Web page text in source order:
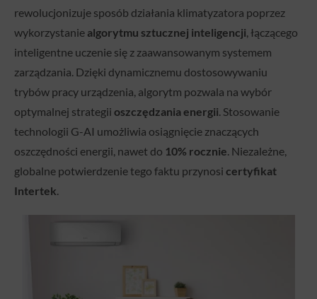
rewolucjonizuje sposób działania klimatyzatora poprzez
wykorzystanie algorytmu sztucznej inteligencji, łączącego
inteligentne uczenie się z zaawansowanym systemem
zarządzania. Dzięki dynamicznemu dostosowywaniu
trybów pracy urządzenia, algorytm pozwala na wybór
optymalnej strategii oszczędzania energii. Stosowanie
technologii G-AI umożliwia osiągnięcie znaczących
oszczędności energii, nawet do 10% rocznie. Niezależne,
globalne potwierdzenie tego faktu przynosi certyfikat
Intertek.